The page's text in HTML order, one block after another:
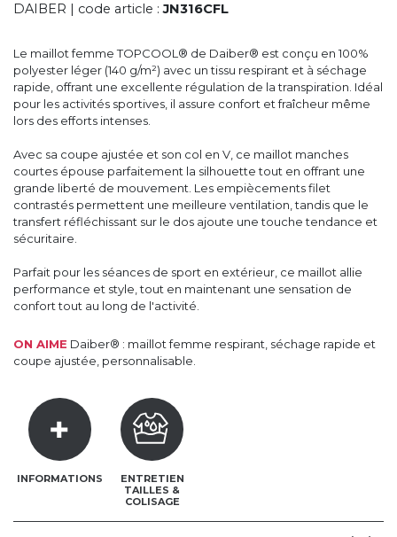
DAIBER | code article :JN316CFL
Le maillot femme TOPCOOL® de Daiber® est conçu en 100%
polyester léger (140 g/m²) avec un tissu respirant et à séchage
rapide, offrant une excellente régulation de la transpiration. Idéal
pour les activités sportives, il assure confort et fraîcheur même
lors des efforts intenses.
Avec sa coupe ajustée et son col en V, ce maillot manches
courtes épouse parfaitement la silhouette tout en offrant une
grande liberté de mouvement. Les empiècements filet
contrastés permettent une meilleure ventilation, tandis que le
transfert réfléchissant sur le dos ajoute une touche tendance et
sécuritaire.
Parfait pour les séances de sport en extérieur, ce maillot allie
performance et style, tout en maintenant une sensation de
confort tout au long de l'activité.
ON AIME Daiber® : maillot femme respirant, séchage rapide et
coupe ajustée, personnalisable.
INFORMATIONS
ENTRETIEN
TAILLES &
COLISAGE